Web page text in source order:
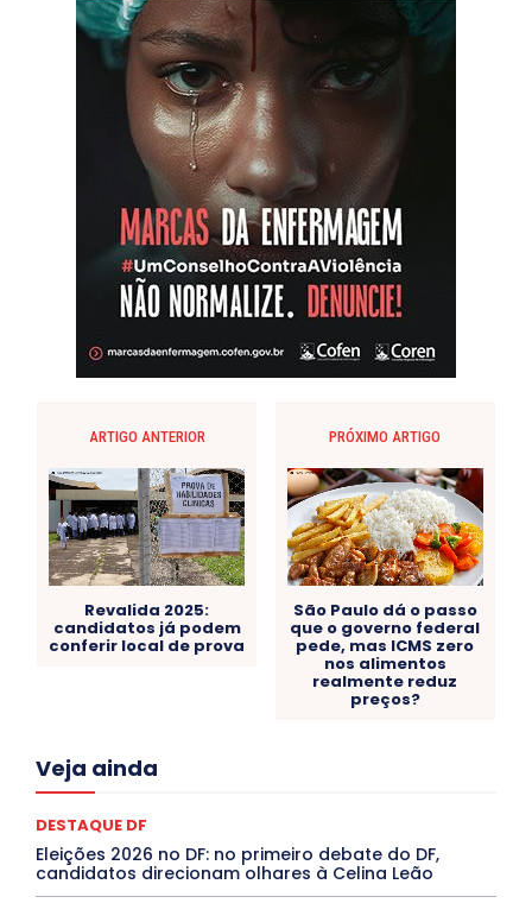
ARTIGO ANTERIOR
Revalida 2025:
candidatos já podem
conferir local de prova
PRÓXIMO ARTIGO
São Paulo dá o passo
que o governo federal
pede, mas ICMS zero
nos alimentos
realmente reduz
preços?
Veja ainda
Acre
Congressuanas & Esplanadumas
Covid-19
Crônica Política Crônicas
Cultura e Tal
DANÇA Dengue
Denuncia
DESTAQUE BRASIL
DESTAQUE DF
DESTAQUE SAÚDE
DESTAQUE DF
Eleições 2026 no DF: no primeiro debate do DF,
candidatos direcionam olhares à Celina Leão